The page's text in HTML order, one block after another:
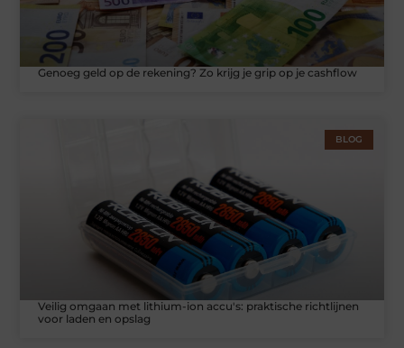
Genoeg geld op de rekening? Zo krijg je grip op je cashflow
BLOG
Veilig omgaan met lithium-ion accu's: praktische richtlijnen
voor laden en opslag